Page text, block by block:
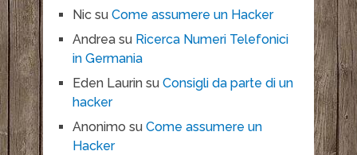
Nicsu Come assumere un Hacker
Andreasu Ricerca Numeri Telefonici
in Germania
Eden Laurinsu Consigli da parte di un
hacker
Anonimo su Come assumere un
Hacker